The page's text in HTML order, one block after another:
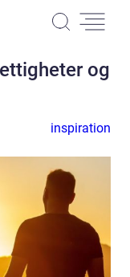
og
inspiration